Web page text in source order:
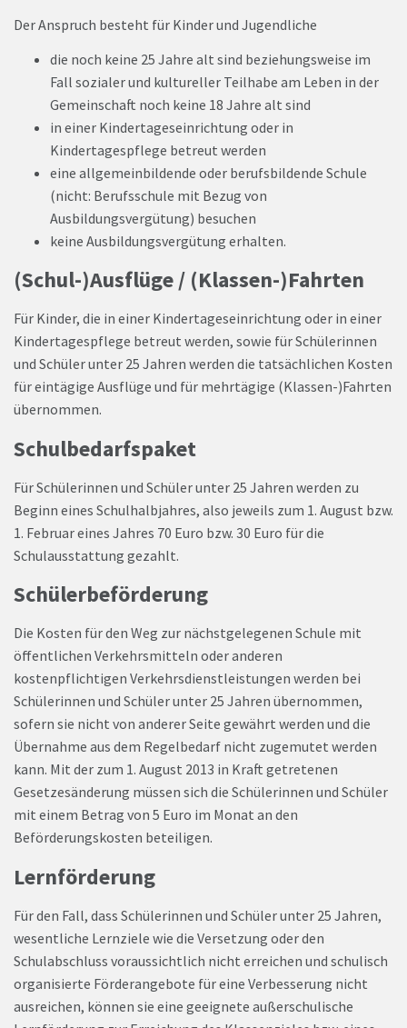
Der Anspruch besteht für Kinder und Jugendliche
die noch keine 25 Jahre alt sind beziehungsweise im
Fall sozialer und kultureller Teilhabe am Leben in der
Gemeinschaft noch keine 18 Jahre alt sind
in einer Kindertageseinrichtung oder in
Kindertagespflege betreut werden
eine allgemeinbildende oder berufsbildende Schule
(nicht: Berufsschule mit Bezug von
Ausbildungsvergütung) besuchen
keine Ausbildungsvergütung erhalten.
(Schul-)Ausflüge / (Klassen-)Fahrten
Für Kinder, die in einer Kindertageseinrichtung oder in einer
Kindertagespflege betreut werden, sowie für Schülerinnen
und Schüler unter 25 Jahren werden die tatsächlichen Kosten
für eintägige Ausflüge und für mehrtägige (Klassen-)Fahrten
übernommen.
Schulbedarfspaket
Für Schülerinnen und Schüler unter 25 Jahren werden zu
Beginn eines Schulhalbjahres, also jeweils zum 1. August bzw.
1. Februar eines Jahres 70 Euro bzw. 30 Euro für die
Schulausstattung gezahlt.
Schülerbeförderung
Die Kosten für den Weg zur nächstgelegenen Schule mit
öffentlichen Verkehrsmitteln oder anderen
kostenpflichtigen Verkehrsdienstleistungen werden bei
Schülerinnen und Schüler unter 25 Jahren übernommen,
sofern sie nicht von anderer Seite gewährt werden und die
Übernahme aus dem Regelbedarf nicht zugemutet werden
kann. Mit der zum 1. August 2013 in Kraft getretenen
Gesetzesänderung müssen sich die Schülerinnen und Schüler
mit einem Betrag von 5 Euro im Monat an den
Beförderungskosten beteiligen.
Lernförderung
Für den Fall, dass Schülerinnen und Schüler unter 25 Jahren,
wesentliche Lernziele wie die Versetzung oder den
Schulabschluss voraussichtlich nicht erreichen und schulisch
organisierte Förderangebote für eine Verbesserung nicht
ausreichen, können sie eine geeignete außerschulische